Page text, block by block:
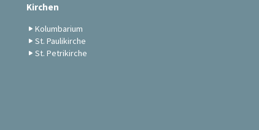
Kirchen
Kolumbarium
St. Paulikirche
St. Petrikirche